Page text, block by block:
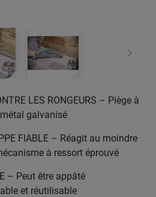
LES RONGEURS – Piège à
galvanisé
FIABLE – Réagit au moindre
à ressort éprouvé
– Peut être appâté
et réutilisable